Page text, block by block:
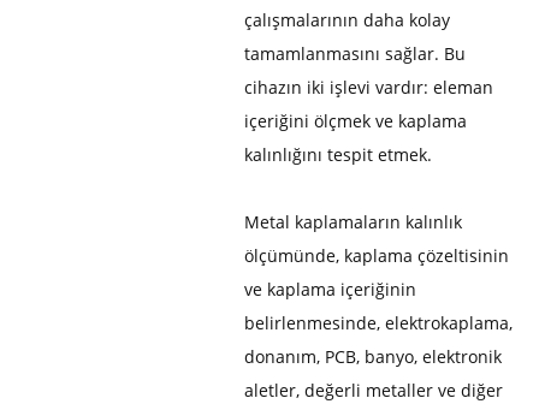
çalışmalarının daha kolay
tamamlanmasını sağlar. Bu
cihazın iki işlevi vardır: eleman
içeriğini ölçmek ve kaplama
kalınlığını tespit etmek.
Metal kaplamaların kalınlık
ölçümünde, kaplama çözeltisinin
ve kaplama içeriğinin
belirlenmesinde, elektrokaplama,
donanım, PCB, banyo, elektronik
aletler, değerli metaller ve diğer